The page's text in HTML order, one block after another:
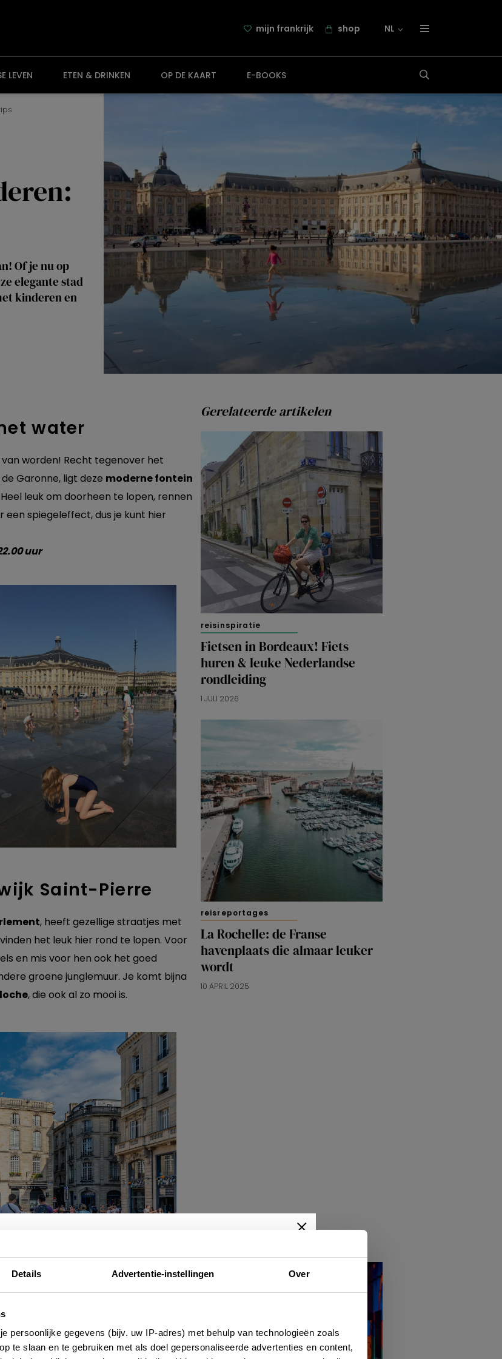
Details Advertentie-instellingen Over
persoonlijke gegevens (bijv. uw IP-adres) met behulp van technologieën zoals
te slaan en te gebruiken met als doel gepersonaliseerde advertenties en content,
mijn frankrijk shop NL
over frankrijk.nl
samenwerking
LEVEN ETEN & DRINKEN OP DE KAART E-BOOKS
Of je nu op
elegante stad
kinderen en
water
worden! Recht tegenover het
Garonne, ligt deze moderne fontein
leuk om doorheen te lopen, rennen
spiegeleffect, dus je kunt hier
uur
Saint-Pierre
, heeft gezellige straatjes met
het leuk hier rond te lopen. Voor
en mis voor hen ook het goed
groene junglemuur. Je komt bijna
, die ook al zo mooi is.
(ach ja, waarom
Gerelateerde artikelen
reisinspiratie
Fietsen in Bordeaux! Fiets
huren & leuke Nederlandse
rondleiding
1 JULI 2026
reisreportages
La Rochelle: de Franse
havenplaats die almaar leuker
wordt
10 APRIL 2025
Nieuwsbrief
en inspirerende tips voor Frankrijk? Meld je dan
onze 2-wekelijkse nieuwsbrief. Zo gedaan!